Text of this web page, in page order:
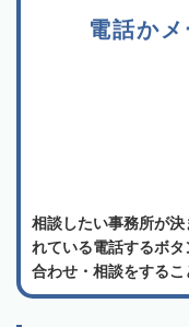
電話か
相談したい事務所が
れている電話するボ
合わせ・相談をするこ